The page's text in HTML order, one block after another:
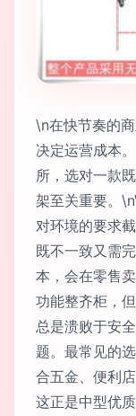
\n在快节奏的
决定运营成本
所，选对一款
架至关重要。
对环境的要求
既不一致又需
本，会在零售
功能整齐柜，
总是溃败于安
题。最常见的
合五金、便利
这正是中型优